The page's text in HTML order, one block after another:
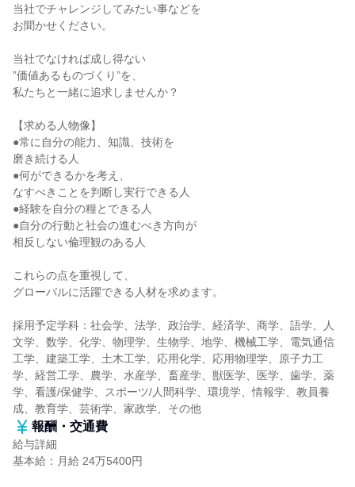
当社でチャレンジしてみたい事などを
お聞かせください。
当社でなければ成し得ない
”価値あるものづくり”を、
私たちと一緒に追求しませんか？
【求める人物像】
●常に自分の能力、知識、技術を
磨き続ける人
●何ができるかを考え、
なすべきことを判断し実行できる人
●経験を自分の糧とできる人
●自分の行動と社会の進むべき方向が
相反しない倫理観のある人
これらの点を重視して、
グローバルに活躍できる人材を求めます。
採用予定学科：社会学、法学、政治学、経済学、商学、語学、人
文学、数学、化学、物理学、生物学、地学、機械工学、電気通信
工学、建築工学、土木工学、応用化学、応用物理学、原子力工
学、経営工学、農学、水産学、畜産学、獣医学、医学、歯学、薬
学、看護/保健学、スポーツ/人間科学、環境学、情報学、教員養
成、教育学、芸術学、家政学、その他
報酬・交通費
給与詳細
基本給：月給 24万5400円